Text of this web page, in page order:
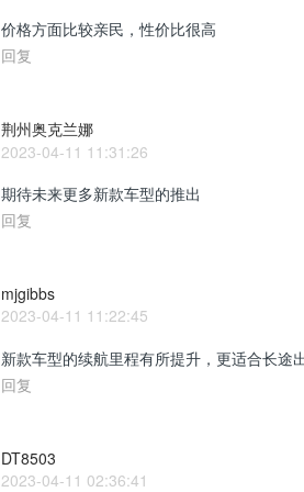
价格方面比较亲民，性价比很高
回复
荆州奥克兰娜
2023-04-11 11:31:26
期待未来更多新款车型的推出
回复
mjgibbs
2023-04-11 11:22:45
新款车型的续航里程有所提升，更适合长途
回复
DT8503
2023-04-11 02:36:41